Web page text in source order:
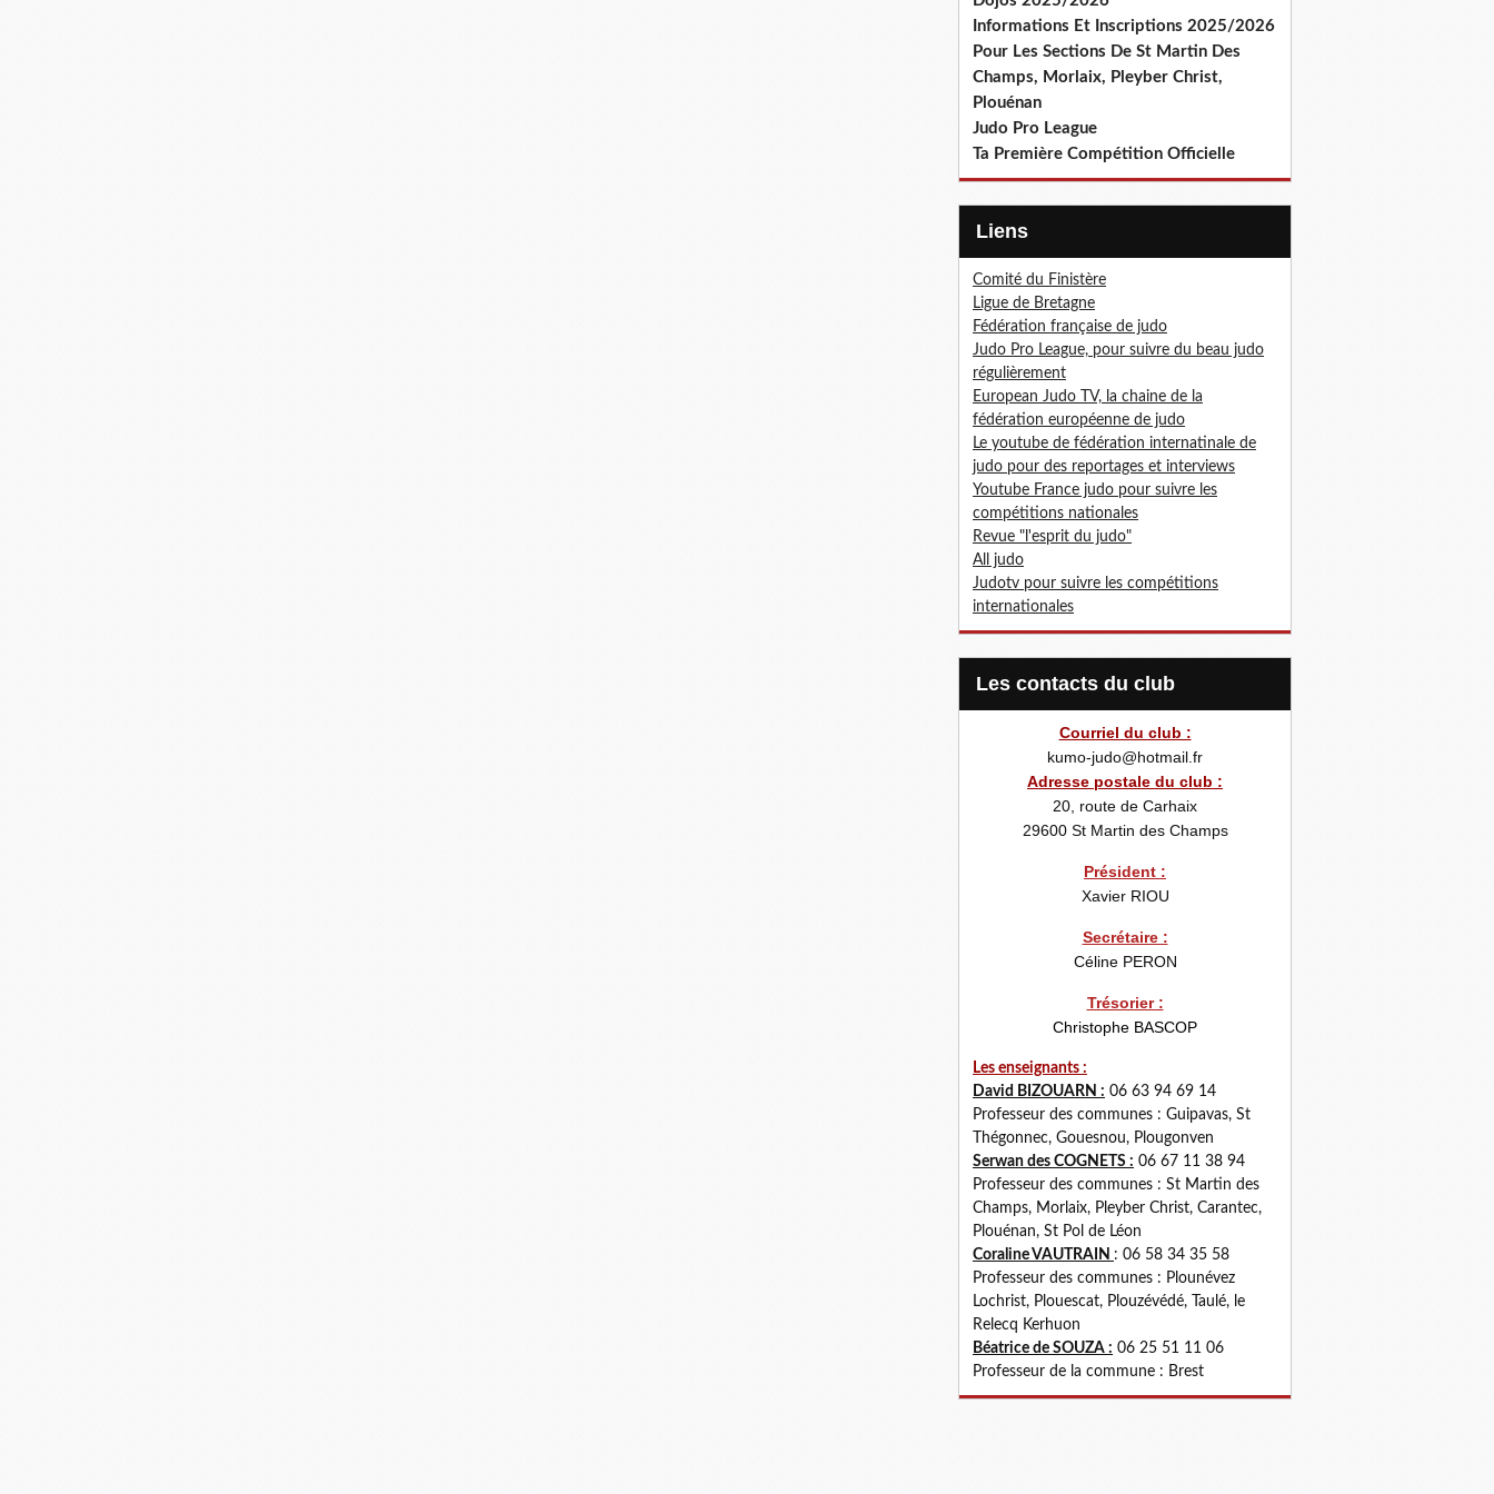
Informations Et Inscriptions 2025/2026
Pour Les Sections De St Martin Des
Champs, Morlaix, Pleyber Christ,
Plouénan
Judo Pro League
Ta Première Compétition Officielle
Liens
Comité du Finistère
Ligue de Bretagne
Fédération française de judo
Judo Pro League, pour suivre du beau judo
régulièrement
European Judo TV, la chaine de la
fédération européenne de judo
Le youtube de fédération internatinale de
judo pour des reportages et interviews
Youtube France judo pour suivre les
compétitions nationales
Revue "l'esprit du judo"
All judo
Judotv pour suivre les compétitions
internationales
Les contacts du club
Courriel du club :
kumo-judo@hotmail.fr
Adresse postale du club :
20, route de Carhaix
29600St Martin des Champs
Président :
Xavier RIOU
Secrétaire :
Céline PERON
Trésorier :
Christophe BASCOP
Les enseignants :
David BIZOUARN : 06 63 94 69 14
Professeur des communes : Guipavas, St
Thégonnec, Gouesnou, Plougonven
Serwan des COGNETS : 06 67 11 38 94
Professeur des communes : St Martin des
Champs, Morlaix, Pleyber Christ, Carantec,
Plouénan, St Pol de Léon
Coraline VAUTRAIN : 06 58 34 35 58
Professeur des communes : Plounévez
Lochrist, Plouescat, Plouzévédé, Taulé, le
Relecq Kerhuon
Béatrice de SOUZA : 06 25 51 11 06
Professeur de la commune : Brest